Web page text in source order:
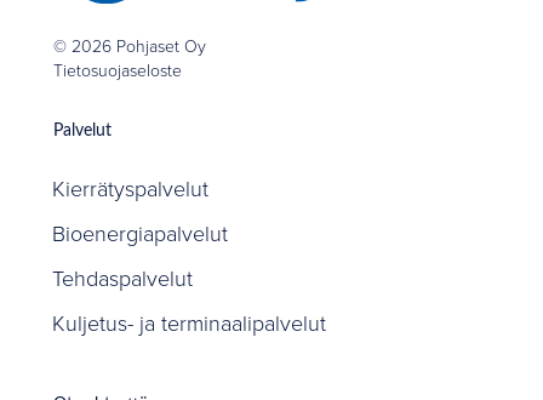
© 2026 Pohjaset Oy
Tietosuojaseloste
Palvelut
Kierrätyspalvelut
Bioenergiapalvelut
Tehdaspalvelut
Kuljetus- ja terminaalipalvelut